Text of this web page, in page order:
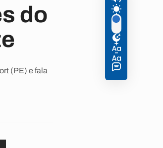
do
(PE) e fala